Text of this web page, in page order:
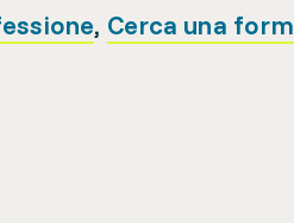
, Cerca una